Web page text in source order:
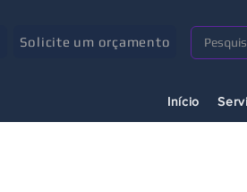
Solicite um orçamento
Início